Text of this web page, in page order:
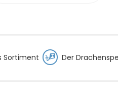
Sortiment Der